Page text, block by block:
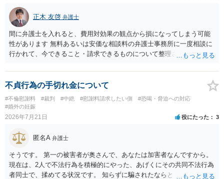
手側から「すでに夫との間で一定の清算がされている」「夫側から支
払を受けた」などと（その当否は別として）反論等されてこじれてし
まう可能性があります。そのため、示談金の趣旨、清算対象、妻の請
求権への影響を明確にしておくことが重要です。示談金１８０万円の
妥当性については、中絶、精神的苦痛、通院・治療の有無、診断内
絶について双方同意があったとしても、身体的・精神的負担が考慮さ
れることはありますが、夫が当初から離婚できないと伝えていた事情
があるなら、結婚期待を理由とする損害については争い得る部分もあ
ります。 なお、貴方から不貞相手へ請求する慰謝料額は、夫が不貞相
手に支払う示談金額だけで決まるものではありません。不貞期間、回
数、婚姻期間、夫婦関係への影響、離婚・別居の有無、相手方の認識
等によって判断されます。 今後の状況等に応じて、弁護士への個別相
談も検討なさった方がよいでしょう。
正木 友啓 弁護士
間に弁護士を入れると、費用対効果の観点から損になってしまう可能
性があります 無料あるいは安価な相談料の弁護士事務所に一度相談に
行かれて、今できること・請求できるものについて整理されるのがよ
不貞行為の手切れ金について
#不倫慰謝料 #裁判 #中絶 #慰謝料請求したい側
#恐喝・脅迫への対応
#婚外の妊娠
2026年7月21日 役にたった 3
匿名A 弁護士
そうです。 第一の被害者が奥さんで、あなたは加害者なんですから。
現在は、2人で不法行為を積極的にやった、あげくにその共同不法行為
者同士で、揉めてる状況です。 知らずに騙されたならともか